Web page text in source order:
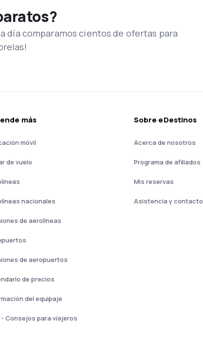
día comparamos cientos de ofertas para
más
móvil
de vuelo
nacionales
de aerolíneas
de aeropuertos
de precios
del equipaje
- Consejos para viajeros
Sobre eDestinos
Acerca de nosotros
Programa de afiliados
Mis reservas
Asistencia y contacto